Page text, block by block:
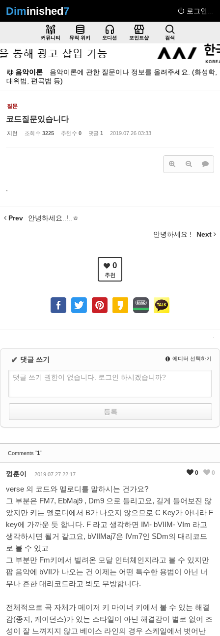
Diminished7 로그인...
커뮤니티 뮤직 위키 오디션 포인트샵 검색
음악이론
음악이론에 관한 질문이나 정보를 올려주세요. (화성학,
대위법, 편곡법 등)
질문
코드질문있습니다
지런 조회 수 3225 추천 수 0 댓글 1 2019.07.26 03:33
.
Prev 안녕하세요..!..ㅎ
안녕하세요 ! Next
0
추천
✔ 댓글 쓰기 에디터 선택하기
댓글 쓰기 권한이 없습니다. 로그인 하시겠습니까?
Comments '1'
껑훈이 2019.07.27 22:17
verse 의 코드와 멜로디를 말하시는 건가요?
그 부분은 FM7, EbMaj9 , Dm9 으로 들리고요, 길게 들어보진 않
았지만 키는 멜로디에서 B가 나오지 않으므로 C Key가 아니라 F
key에 가까운 듯 합니다. F 라고 생각하면 IM- bVIIM- VIm 라고
생각하시면 될거 같고요, bVIIMaj7은 IVm7인 SDm의 대리코드
로 볼 수 있고
그 부분만 Fm키에서 빌려온 모달 인터체인지라고 볼 수 있지만
팝 음악에 bVII가 나오는 건 이제는 어떤 특수한 용법이 아닌 너
무나 흔한 대리코드라고 봐도 무방합니다.
전체적으로 곡 자체가 메이저 키 마이너 키에서 볼 수 있는 해결
감(종지, 케이던스)가 있는 스타일이 아닌 해결감이 별로 없어 조
성이 잘 느껴지지 않고 베이스 라인의 경우 스케일에서 벗어난
0 0
Sketchbook5, 스케치북5
Sketchbook5, 스케치북5